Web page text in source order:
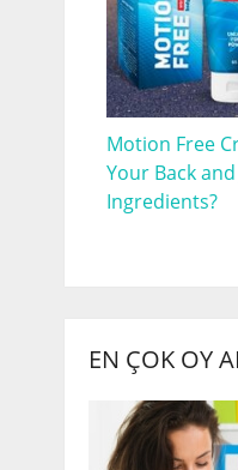
Motion Free
Your Back
Ingredients?
EN ÇOK OY